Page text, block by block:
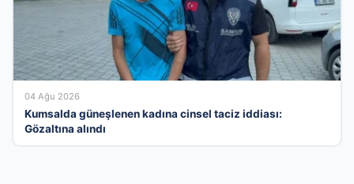
04 Ağu 2026
Kumsalda güneşlenen kadına cinsel taciz iddiası:
Gözaltına alındı